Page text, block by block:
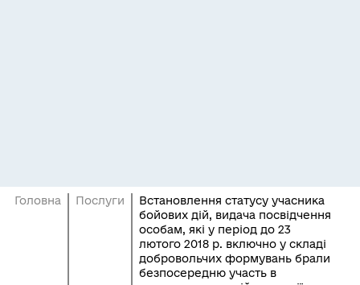
Головна Послуги
Встановлення статусу учасника
бойових дій, видача посвідчення
особам, які у період до 23
лютого 2018 р. включно у складі
добровольчих формувань брали
безпосередню участь в